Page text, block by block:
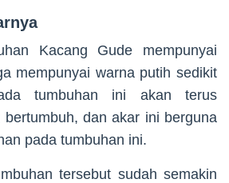
Kacang Gude mempunyai
mempunyai warna putih sedikit
tumbuhan ini akan terus
bertumbuh, dan akar ini berguna
pada tumbuhan ini.
tersebut sudah semakin